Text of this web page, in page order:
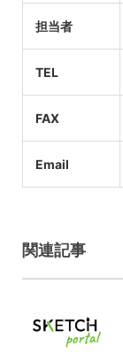
担当者
TEL
FAX
Email
関連記事